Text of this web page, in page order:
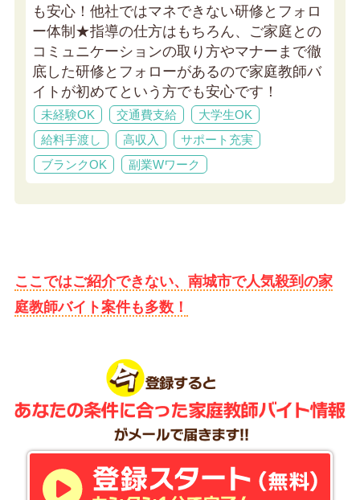
も安心！他社ではマネできない研修とフォロ
ー体制★指導の仕方はもちろん、ご家庭との
コミュニケーションの取り方やマナーまで徹
底した研修とフォローがあるので家庭教師バ
イトが初めてという方でも安心です！
未経験OK 交通費支給
大学生OK
給料手渡し
高収入
サポート充実
ブランクOK
副業Wワーク
ここではご紹介できない、南城市で人気殺到の家
庭教師バイト案件も多数！